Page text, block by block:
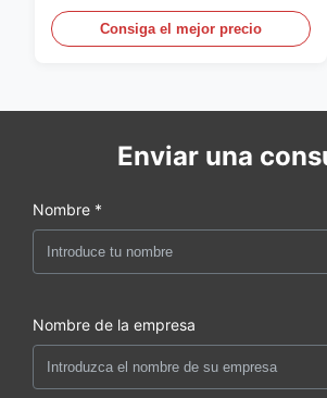
Consiga el mejor precio
Enviar una
Nombre *
Nombre de la empresa